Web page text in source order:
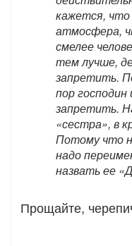
кажется, что
атмосфера,
смелее
тем лучше,
запретить.
пор
запретить.
«сестра», в
Потому что
надо
назвать ее
Прощайте,